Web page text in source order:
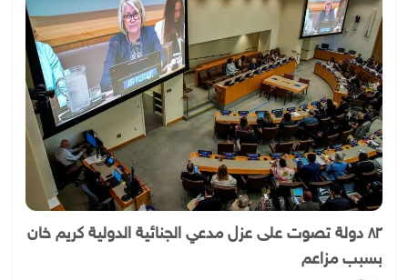
٨٢ دولة تصوت على عزل مدعي الجنائية الدولية كريم خان
بسبب مزاعم